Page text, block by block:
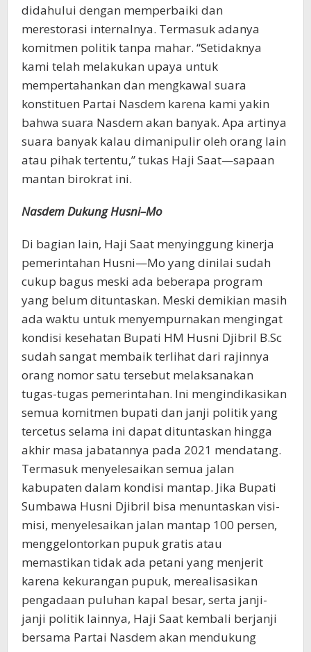
didahului dengan memperbaiki dan
merestorasi internalnya. Termasuk adanya
komitmen politik tanpa mahar. “Setidaknya
kami telah melakukan upaya untuk
mempertahankan dan mengkawal suara
konstituen Partai Nasdem karena kami yakin
bahwa suara Nasdem akan banyak. Apa artinya
suara banyak kalau dimanipulir oleh orang lain
atau pihak tertentu,” tukas Haji Saat—sapaan
mantan birokrat ini.
Nasdem Dukung Husni–Mo
Di bagian lain, Haji Saat menyinggung kinerja
pemerintahan Husni—Mo yang dinilai sudah
cukup bagus meski ada beberapa program
yang belum dituntaskan. Meski demikian masih
ada waktu untuk menyempurnakan mengingat
kondisi kesehatan Bupati HM Husni Djibril B.Sc
sudah sangat membaik terlihat dari rajinnya
orang nomor satu tersebut melaksanakan
tugas-tugas pemerintahan. Ini mengindikasikan
semua komitmen bupati dan janji politik yang
tercetus selama ini dapat dituntaskan hingga
akhir masa jabatannya pada 2021 mendatang.
Termasuk menyelesaikan semua jalan
kabupaten dalam kondisi mantap. Jika Bupati
Sumbawa Husni Djibril bisa menuntaskan visi-
misi, menyelesaikan jalan mantap 100 persen,
menggelontorkan pupuk gratis atau
memastikan tidak ada petani yang menjerit
karena kekurangan pupuk, merealisasikan
pengadaan puluhan kapal besar, serta janji-
janji politik lainnya, Haji Saat kembali berjanji
bersama Partai Nasdem akan mendukung